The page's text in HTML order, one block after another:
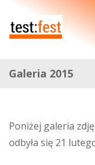
Galeria 2015
Poniżej galeria
odbyła się 21